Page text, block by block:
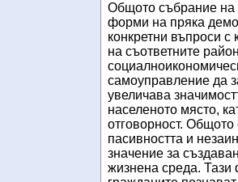
Общото събрание на
форми на пряка
конкретни въпроси
на съответните
самоуправление да
увеличава
населеното място,
отговорност.
пасивността и
значение за
жизнена среда. Тази